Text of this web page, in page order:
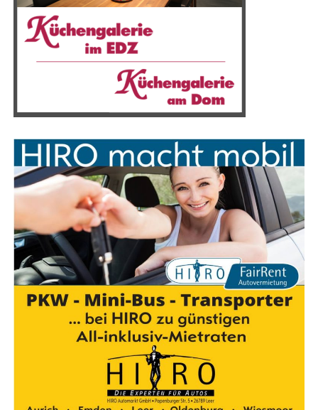
Wir sind Bikelea­sing-Part­ner­händ­ler:
Dein Weg zum Traum-Dienstrad